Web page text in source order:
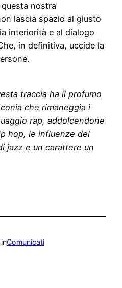
nostra
lascia spazio al giusto
interiorità e al dialogo
in definitiva, uccide la
traccia ha il profumo
che rimaneggia i
rap, addolcendone
hop, le influenze del
jazz e un carattere un
inComunicati